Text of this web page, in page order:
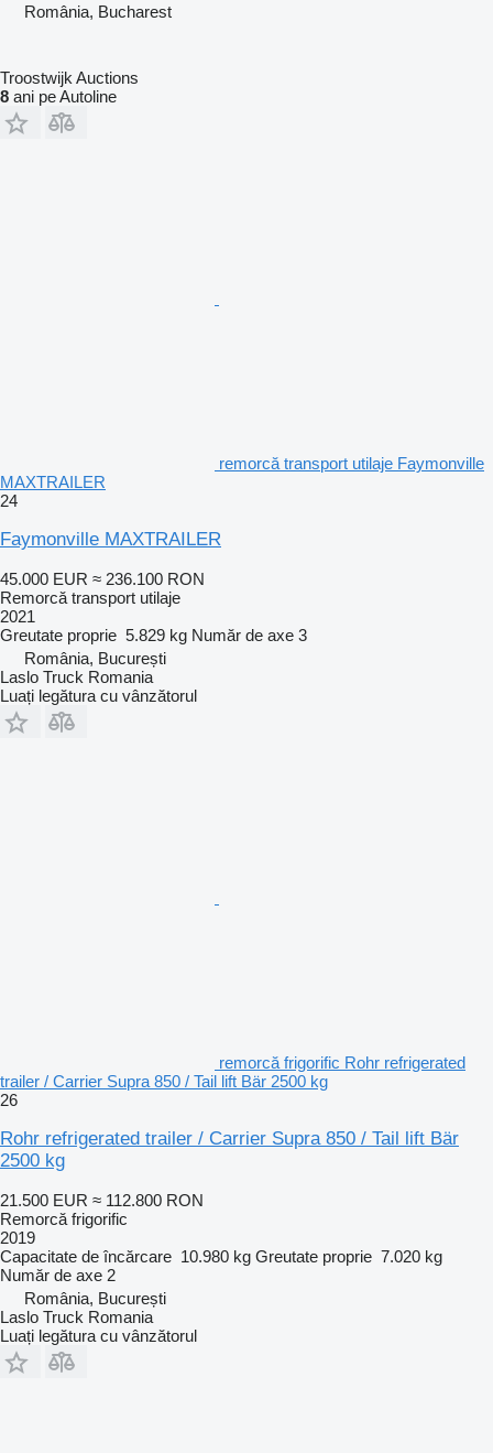
România, Bucharest
Troostwijk Auctions
8 ani pe Autoline
remorcă transport utilaje Faymonville
MAXTRAILER
24
Faymonville MAXTRAILER
45.000 EUR ≈ 236.100 RON
Remorcă transport utilaje
2021
Greutate proprie 5.829 kg Număr de axe 3
România, București
Laslo Truck Romania
Luați legătura cu vânzătorul
remorcă frigorific Rohr refrigerated
trailer / Carrier Supra 850 / Tail lift Bär 2500 kg
26
Rohr refrigerated trailer / Carrier Supra 850 / Tail lift Bär
2500 kg
21.500 EUR ≈ 112.800 RON
Remorcă frigorific
2019
Capacitate de încărcare 10.980 kg Greutate proprie 7.020 kg
Număr de axe 2
România, București
Laslo Truck Romania
Luați legătura cu vânzătorul